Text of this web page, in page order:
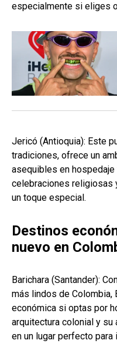
especialmente si eliges
Jericó (Antioquia): Este
tradiciones, ofrece un
asequibles en
celebraciones religiosas
un toque especial.
Destinos
nuevo en
Barichara (Santander):
más lindos de Colombia,
económica si optas por
arquitectura colonial y
en un lugar perfecto para